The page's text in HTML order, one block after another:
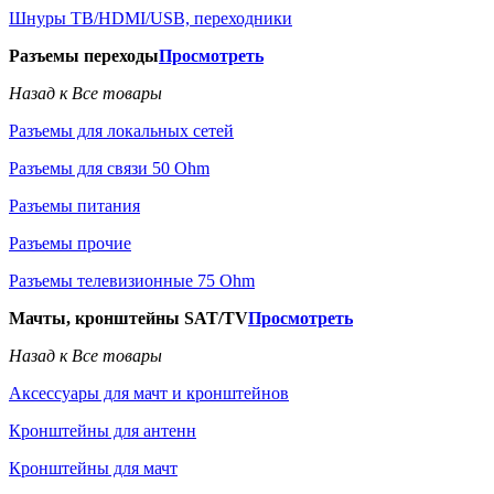
Шнуры ТВ/HDMI/USB, переходники
Разъемы переходыПросмотреть
Назад к Все товары
Разъемы для локальных сетей
Разъемы для связи 50 Ohm
Разъемы питания
Разъемы прочие
Разъемы телевизионные 75 Ohm
Мачты, кронштейны SAT/TVПросмотреть
Назад к Все товары
Аксессуары для мачт и кронштейнов
Кронштейны для антенн
Кронштейны для мачт